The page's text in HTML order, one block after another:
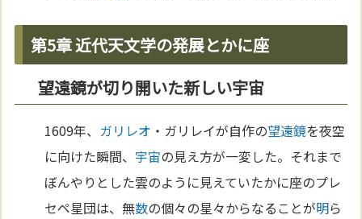
第5章 近代天文学の発展とかに座
望遠鏡が切り開いた新しい宇宙
1609年、 ガリレオ ・ガリレイが自作の望遠鏡を夜空
に向けた瞬間、 宇宙の見え方が一変した。それまで
ぼんやりとした雲のように見えていたかに座のプレ
セペ星団は、無数の個々の星々からなることが明ら